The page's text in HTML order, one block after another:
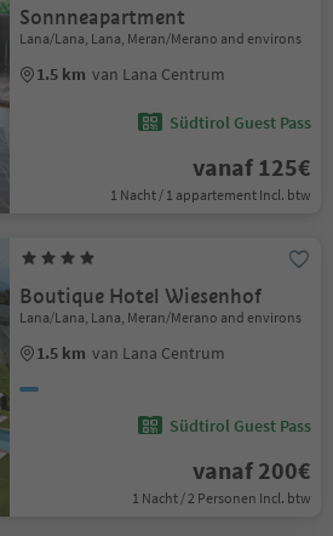
Sonnneapartment
Lana/Lana, Lana, Meran/Merano and environs
1.5 km van Lana Centrum
Südtirol Guest Pass
vanaf 125€
1 Nacht / 1 appartement Incl. btw
Boutique Hotel Wiesenhof
Lana/Lana, Lana, Meran/Merano and environs
1.5 km van Lana Centrum
Südtirol Guest Pass
vanaf 200€
1 Nacht / 2 Personen Incl. btw